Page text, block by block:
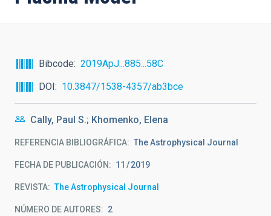
Bibcode
2019ApJ...885...58C
DOI
10.3847/1538-4357/ab3bce
Cally, Paul S.; Khomenko, Elena
REFERENCIA BIBLIOGRÁFICA The Astrophysical Journal
FECHA DE PUBLICACIÓN: 11 2019
REVISTA The Astrophysical Journal
NÚMERO DE AUTORES 2